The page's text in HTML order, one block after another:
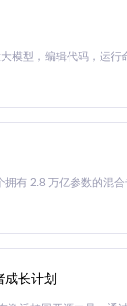
目的Debug或
暗黑2存档目录（
体力和精力值，点
品"按钮
和魔法效果
持快捷键批量操作
个专业方法
确的孔数
成长计划